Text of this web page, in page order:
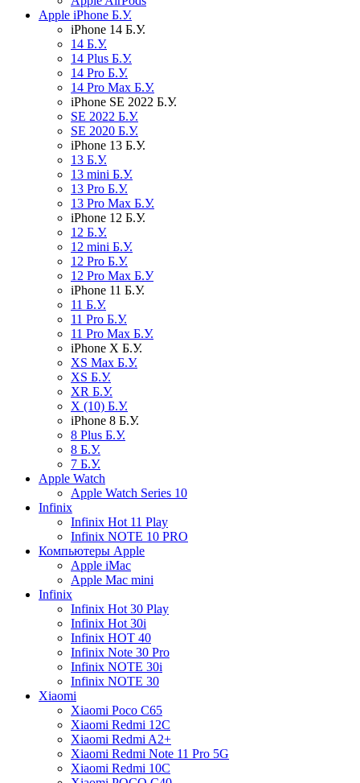
Apple iPhone Б.У.
iPhone 14 Б.У.
14 Б.У.
14 Plus Б.У.
14 Pro Б.У.
14 Pro Max Б.У.
iPhone SE 2022 Б.У.
SE 2022 Б.У.
SE 2020 Б.У.
iPhone 13 Б.У.
13 Б.У.
13 mini Б.У.
13 Pro Б.У.
13 Pro Max Б.У.
iPhone 12 Б.У.
12 Б.У.
12 mini Б.У.
12 Pro Б.У.
12 Pro Max Б.У
iPhone 11 Б.У.
11 Б.У.
11 Pro Б.У.
11 Pro Max Б.У.
iPhone X Б.У.
XS Max Б.У.
XS Б.У.
XR Б.У.
X (10) Б.У.
iPhone 8 Б.У.
8 Plus Б.У.
8 Б.У.
7 Б.У.
Apple Watch
Apple Watch Series 10
Infinix
Infinix Hot 11 Play
Infinix NOTE 10 PRO
Компьютеры Apple
Apple iMac
Apple Mac mini
Infinix
Infinix Hot 30 Play
Infinix Hot 30i
Infinix HOT 40
Infinix Note 30 Pro
Infinix NOTE 30i
Infinix NOTE 30
Xiaomi
Xiaomi Poco C65
Xiaomi Redmi 12C
Xiaomi Redmi A2+
Xiaomi Redmi Note 11 Pro 5G
Xiaomi Redmi 10C